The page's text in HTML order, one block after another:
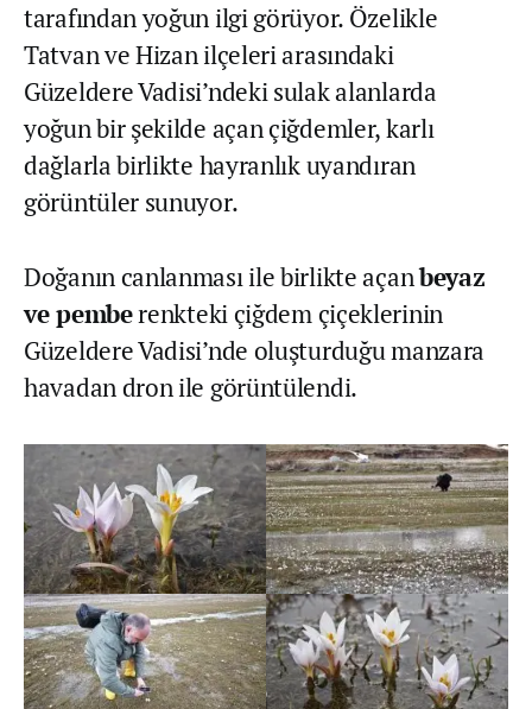
tarafından yoğun ilgi görüyor. Özelikle
Tatvan ve Hizan ilçeleri arasındaki
Güzeldere Vadisi’ndeki sulak alanlarda
yoğun bir şekilde açan çiğdemler, karlı
dağlarla birlikte hayranlık uyandıran
görüntüler sunuyor.
Doğanın canlanması ile birlikte açanbeyaz
ve pemberenkteki çiğdem çiçeklerinin
Güzeldere Vadisi’nde oluşturduğu manzara
havadan dron ile görüntülendi.